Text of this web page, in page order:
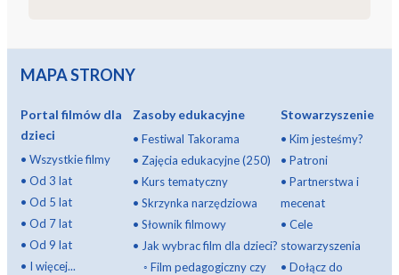
MAPA STRONY
Portal filmów dla
dzieci
• Wszystkie filmy
• Od 3 lat
• Od 5 lat
• Od 7 lat
• Od 9 lat
• I więcej...
Zasoby edukacyjne
• Festiwal Takorama
• Zajęcia edukacyjne (250)
• Kurs tematyczny
• Skrzynka narzędziowa
• Słownik filmowy
• Jak wybrac film dla dzieci?
◦ Film pedagogiczny czy
Stowarzyszenie
•Kim jesteśmy?
•Patroni
•Partnerstwa i
mecenat
•Cele
stowarzyszenia
•Dołącz do